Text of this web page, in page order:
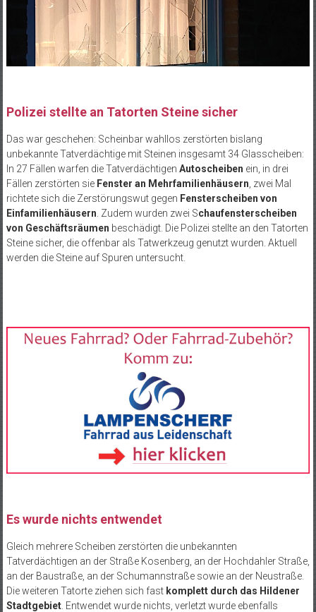
Polizei stellte an Tatorten Steine sicher
Das war geschehen: Scheinbar wahllos zerstörten bislang
unbekannte Tatverdächtige mit Steinen insgesamt 34 Glasscheiben:
In 27 Fällen warfen die Tatverdächtigen Autoscheiben ein, in drei
Fällen zerstörten sie Fenster an Mehrfamilienhäusern , zwei Mal
richtete sich die Zerstörungswut gegen Fensterscheiben von
Einfamilienhäusern . Zudem wurden zwei Schaufensterscheiben
von Geschäftsräumen beschädigt. Die Polizei stellte an den Tatorten
Steine sicher, die offenbar als Tatwerkzeug genutzt wurden. Aktuell
werden die Steine auf Spuren untersucht.
Es wurde nichts entwendet
Gleich mehrere Scheiben zerstörten die unbekannten
Tatverdächtigen an der Straße Kosenberg, an der Hochdahler Straße,
an der Baustraße, an der Schumannstraße sowie an der Neustraße.
Die weiteren Tatorte ziehen sich fast komplett durch das Hildener
Stadtgebiet. Entwendet wurde nichts, verletzt wurde ebenfalls